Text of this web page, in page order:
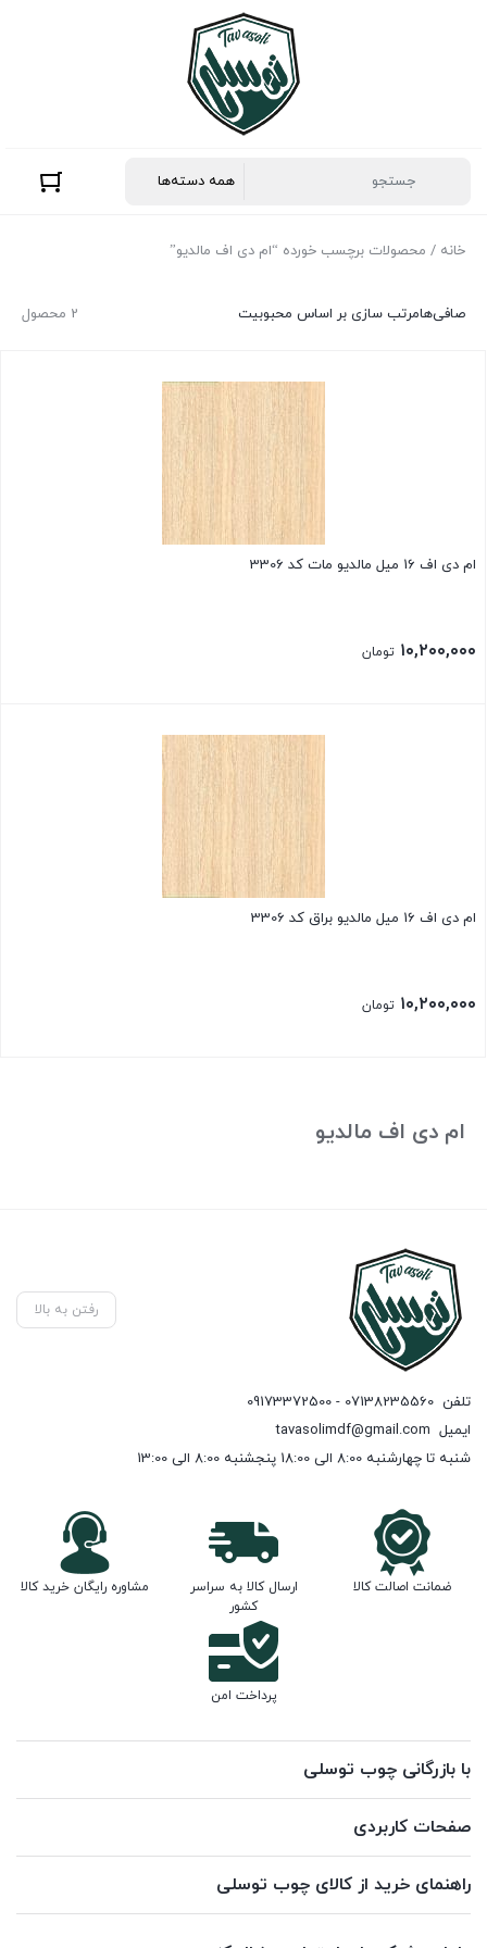
خانه / محصولات برچسب خورده “ام دی اف مالدیو”
2 محصول صافی‌هامرتب سازی بر اساس محبوبیت
ام دی اف 16 میل مالدیو مات کد 3306
۱۰,۲۰۰,۰۰۰ تومان
ام دی اف 16 میل مالدیو براق کد 3306
۱۰,۲۰۰,۰۰۰ تومان
ام دی اف مالدیو
رفتن به بالا
تلفن 07138235560 - 09173372500
ایمیل tavasolimdf@gmail.com
شنبه تا چهارشنبه 8:00 الی 18:00 پنجشنبه 8:00 الی 13:00
ضمانت اصالت کالا
ارسال کالا به سراسر
کشور
مشاوره رایگان خرید کالا
پرداخت امن
با بازرگانی چوب توسلی
صفحات کاربردی
راهنمای خرید از کالای چوب توسلی